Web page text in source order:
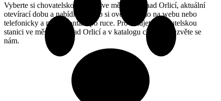
Vyberte si chovatelskou stanici ve městě Ústí nad Orlicí, aktuální
otevírací dobu a nabídku služeb si ověřte přímo na webu nebo
telefonicky a mějte kontakt po ruce. Provozujete chovatelskou
stanici ve městě Ústí nad Orlicí a v katalogu chybíte? Ozvěte se
nám.